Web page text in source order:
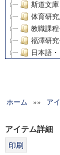
斯道文庫
体育研
教職課
福澤研
日本語
グロー
科学研
ホーム »» ア
アイテム詳細